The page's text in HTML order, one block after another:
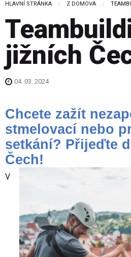
HLAVNÍ STRÁNKA Z DOMOVA
jižních
04. 03. 2024
Chcete zažít
stmelovací nebo
setkání? Přijeďte
Čech!
V